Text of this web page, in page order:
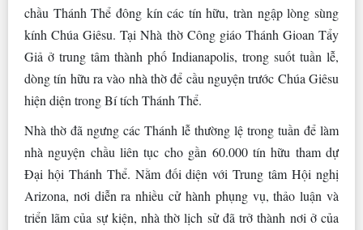
chầu Thánh Thể đông kín các tín hữu, tràn ngập lòng sùng
kính Chúa Giêsu. Tại Nhà thờ Công giáo Thánh Gioan Tẩy
Giả ở trung tâm thành phố Indianapolis, trong suốt tuần lễ,
dòng tín hữu ra vào nhà thờ để cầu nguyện trước Chúa Giêsu
hiện diện trong Bí tích Thánh Thể.
Nhà thờ đã ngưng các Thánh lễ thường lệ trong tuần để làm
nhà nguyện chầu liên tục cho gần 60.000 tín hữu tham dự
Đại hội Thánh Thể. Nằm đối diện với Trung tâm Hội nghị
Arizona, nơi diễn ra nhiều cử hành phụng vụ, thảo luận và
triển lãm của sự kiện, nhà thờ lịch sử đã trở thành nơi ở của